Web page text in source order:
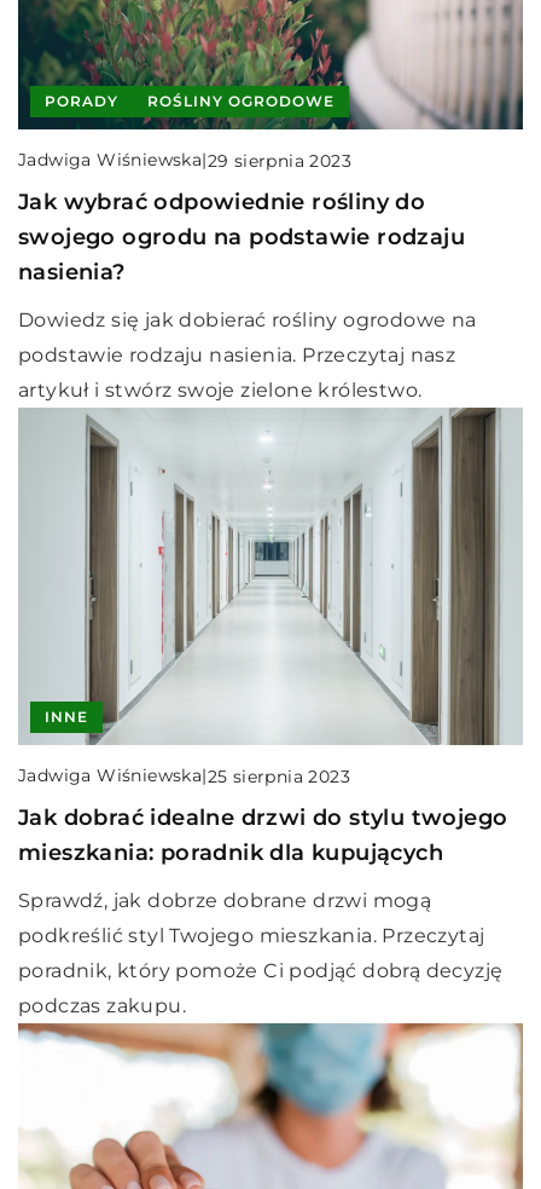
PORADY ROŚLINY OGRODOWE
Jadwiga Wiśniewska|29 sierpnia 2023
Jak wybrać odpowiednie rośliny do
swojego ogrodu na podstawie rodzaju
nasienia?
Dowiedz się jak dobierać rośliny ogrodowe na
podstawie rodzaju nasienia. Przeczytaj nasz
artykuł i stwórz swoje zielone królestwo.
INNE
Jadwiga Wiśniewska|25 sierpnia 2023
Jak dobrać idealne drzwi do stylu twojego
mieszkania: poradnik dla kupujących
Sprawdź, jak dobrze dobrane drzwi mogą
podkreślić styl Twojego mieszkania. Przeczytaj
poradnik, który pomoże Ci podjąć dobrą decyzję
podczas zakupu.